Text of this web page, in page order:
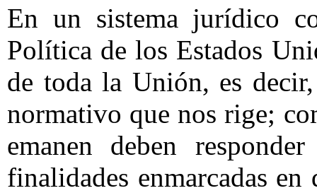
En un sistema jurídico
Política de los Estados
de toda la Unión, es
normativo que nos rige;
emanen deben
finalidades enmarcadas